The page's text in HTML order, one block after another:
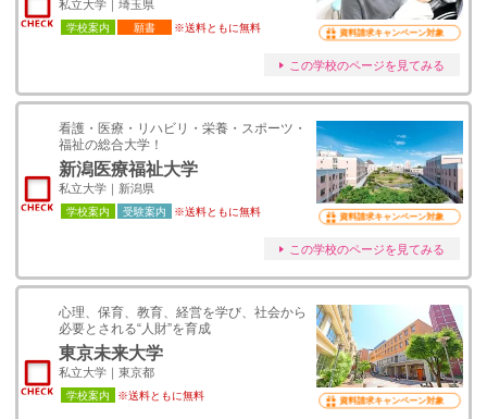
私立大学｜埼玉県
学校案内 願書 ※送料ともに無料 資料請求キャンペーン対象
この学校のページを見てみる
看護・医療・リハビリ・栄養・スポーツ・
福祉の総合大学！
新潟医療福祉大学
私立大学｜新潟県
学校案内 受験案内 ※送料ともに無料 資料請求キャンペーン対象
この学校のページを見てみる
心理、保育、教育、経営を学び、社会から
必要とされる“人財”を育成
東京未来大学
私立大学｜東京都
学校案内 ※送料ともに無料 資料請求キャンペーン対象